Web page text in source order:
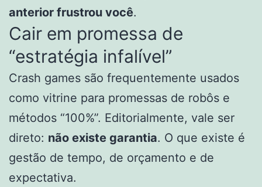
anterior frustrou você.
Cair em promessa de
“estratégia infalível”
Crash games são frequentemente usados
como vitrine para promessas de robôs e
métodos “100%”. Editorialmente, vale ser
direto: não existe garantia. O que existe é
gestão de tempo, de orçamento e de
expectativa.